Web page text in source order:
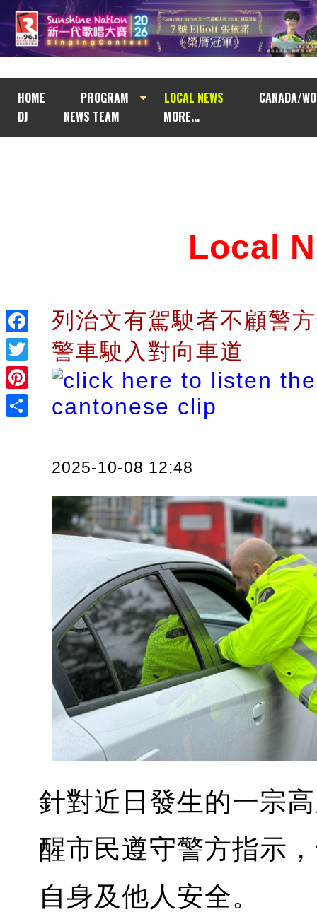
HOME PROGRAM LOCAL NEWS
CANADA/
DJ
NEWS TEAM MORE...
Facebook
Twitter
Pinterest
Local
列治文有駕駛者不顧警
警車駛入對向車道
2025-10-08 12:48
針對近日發生的一宗
醒市民遵守警方指示
自身及他人安全。